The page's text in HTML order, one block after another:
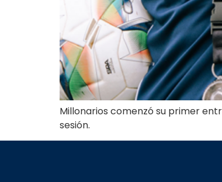
Millonarios comenzó su primer
sesión.